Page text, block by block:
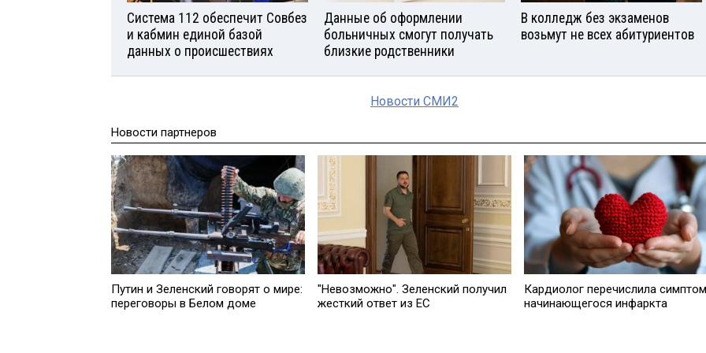
Система 112 обеспечит Совбез
и кабмин единой базой
данных о происшествиях
Данные об оформлении
больничных смогут получать
близкие родственники
В колледж без экзаменов
возьмут не всех абитуриентов
Новости СМИ2
Новости партнеров
Путин и Зеленский говорят о мире:
переговоры в Белом доме
"Невозможно". Зеленский получил
жесткий ответ из ЕС
Кардиолог перечислила
начинающегося инфаркта